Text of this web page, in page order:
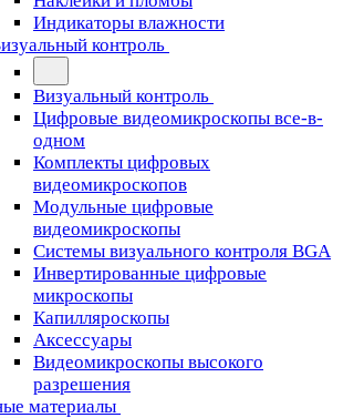
Индикаторы влажности
контроль
Визуальный контроль
Цифровые видеомикроскопы все-в-
одном
Комплекты цифровых
видеомикроскопов
Модульные цифровые
видеомикроскопы
Cистемы визуального контроля BGA
Инвертированные цифровые
микроскопы
Капилляроскопы
Аксессуары
Видеомикроскопы высокого
разрешения
материалы